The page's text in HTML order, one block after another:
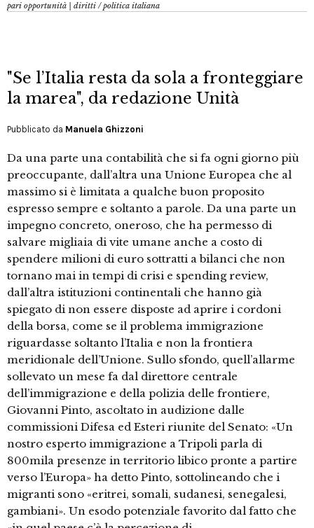
pari opportunità | diritti /politica italiana
"Se l’Italia resta da sola a fronteggiare
la marea", da redazione Unità
Pubblicato da Manuela Ghizzoni
Da una parte una contabilità che si fa ogni giorno più
preoccupante, dall’altra una Unione Europea che al
massimo si è limitata a qualche buon proposito
espresso sempre e soltanto a parole. Da una parte un
impegno concreto, oneroso, che ha permesso di
salvare migliaia di vite umane anche a costo di
spendere milioni di euro sottratti a bilanci che non
tornano mai in tempi di crisi e spending review,
dall’altra istituzioni continentali che hanno già
spiegato di non essere disposte ad aprire i cordoni
della borsa, come se il problema immigrazione
riguardasse soltanto l’Italia e non la frontiera
meridionale dell’Unione. Sullo sfondo, quell’allarme
sollevato un mese fa dal direttore centrale
dell’immigrazione e della polizia delle frontiere,
Giovanni Pinto, ascoltato in audizione dalle
commissioni Difesa ed Esteri riunite del Senato: «Un
nostro esperto immigrazione a Tripoli parla di
800mila presenze in territorio libico pronte a partire
verso l’Europa» ha detto Pinto, sottolineando che i
migranti sono «eritrei, somali, sudanesi, senegalesi,
gambiani». Un esodo potenziale favorito dal fatto che